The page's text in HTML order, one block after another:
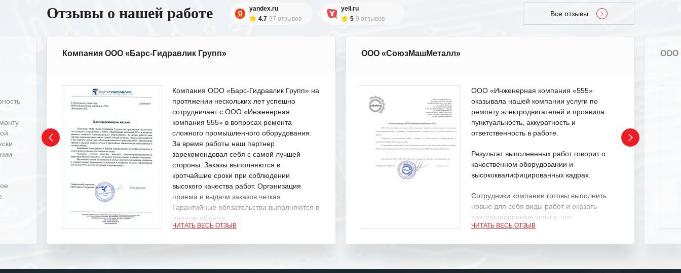
Отзывы о нашей работе
yandex.ru
4.7 97 отзывов
yell.ru
5 9 отзывов
Все отзывы
Компания ООО «Барс-Гидравлик Групп»
Компания ООО «Барс-Гидравлик Групп» на
протяжении нескольких лет успешно
сотрудничает с ООО «Инженерная
компания 555» в вопросах ремонта
сложного промышленного оборудования.
За время работы наш партнер
зарекомендовал себя с самой лучшей
стороны. Заказы выполняются в
кротчайшие сроки при соблюдении
высокого качества работ. Организация
приема и выдачи заказов четкая.
Гарантийные обязательства выполняются в
полном объеме.
ЧИТАТЬ ВЕСЬ ОТЗЫВ
ООО «СоюзМашМеталл»
ООО «Инженерная компания «555»
оказывала нашей компании услуги по
ремонту электродвигателей и проявила
пунктуальность, аккуратность и
ответственность в работе.
Результат выполненных работ говорит о
качественном оборудовании и
высококвалифицированных кадрах.
Сотрудники компании готовы выполнить
новые для себя виды работ и оказать
консультационные услуги, что
характеризует их как профессионалов
ответственного и надежного поставщика
ЧИТАТЬ ВЕСЬ ОТЗЫВ
ООО